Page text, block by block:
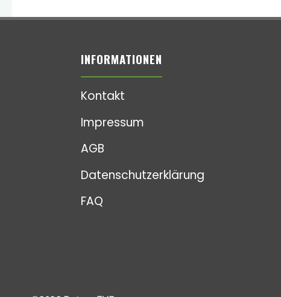
INFORMATIONEN
Kontakt
Impressum
AGB
Datenschutzerklärung
FAQ